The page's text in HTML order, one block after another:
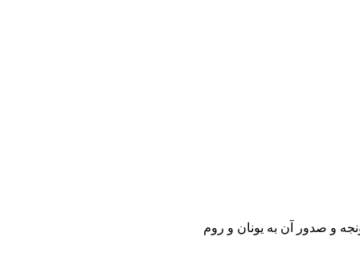
و صدور آن به یونان و روم